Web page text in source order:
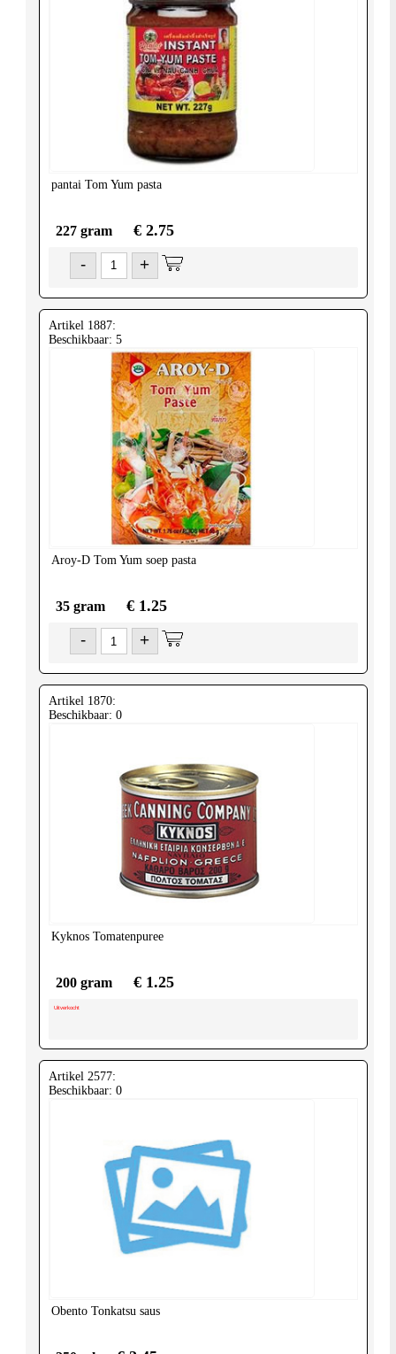
pantai Tom Yum pasta
227 gram € 2.75
- +
Artikel 1887:
Beschikbaar: 5
Aroy-D Tom Yum soep pasta
35 gram € 1.25
- +
Artikel 1870:
Beschikbaar: 0
Kyknos Tomatenpuree
200 gram € 1.25
Uitverkocht
Artikel 2577:
Beschikbaar: 0
Obento Tonkatsu saus